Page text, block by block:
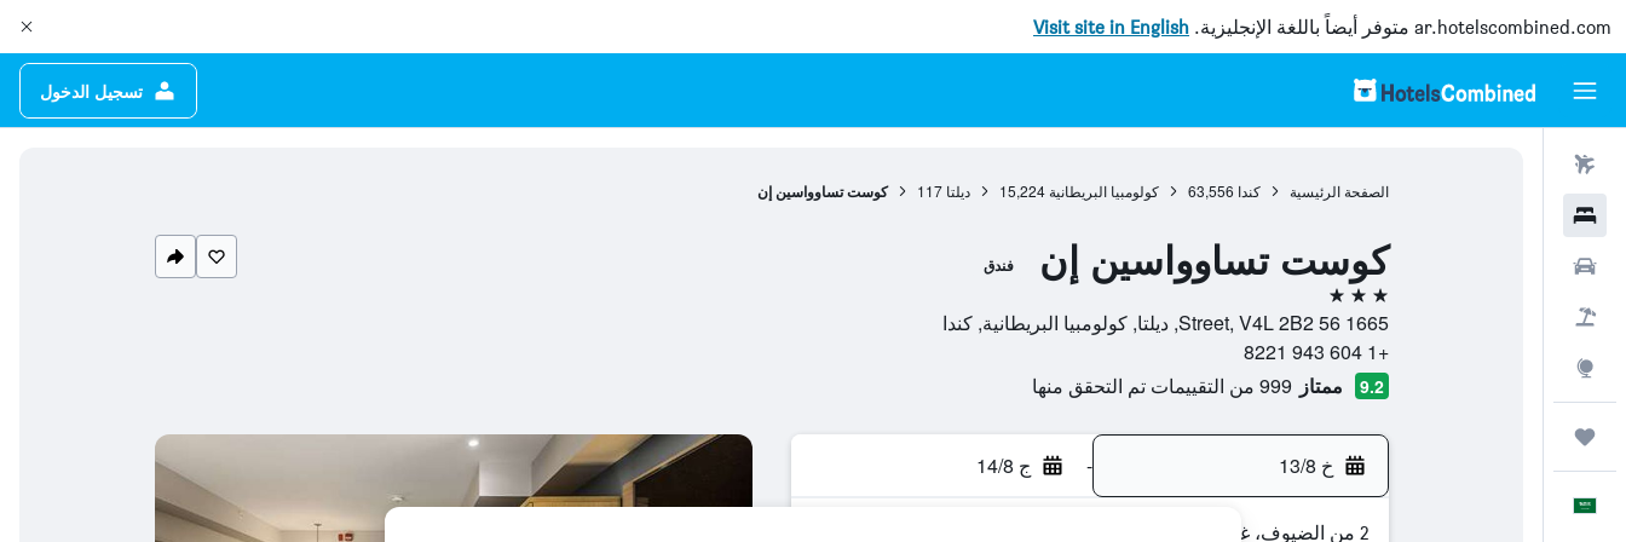
ar.hotelscombined.com متوفر أيضاً باللغة الإنجليزية. Visit site in English
تسجيل الدخول
الصفحة الرئيسية كندا 63,556 كولومبيا البريطانية 15,224 ديلتا 117 كوست تساوواسين إن
كوست تساوواسين إن فندق
3 نجوم
1665 56 Street, V4L 2B2, ديلتا, كولومبيا البريطانية, كندا
+1 604 943 8221
9.2 ممتاز 999 من التقييمات تم التحقق منها
خ 13/8 - ج 14/8
2 من الضيوف، غرفة واحدة